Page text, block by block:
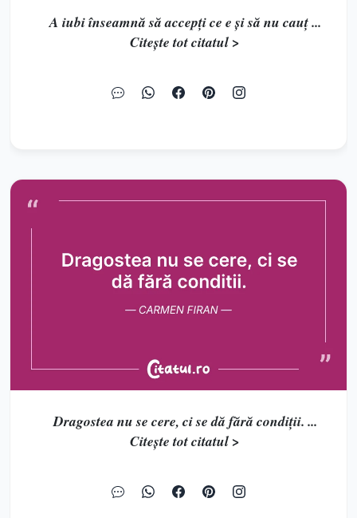
A iubi înseamnă să accepți ce e și să nu cauț ...
Citește tot citatul >
Dragostea nu se cere, ci se dă fără condiții. ...
Citește tot citatul >